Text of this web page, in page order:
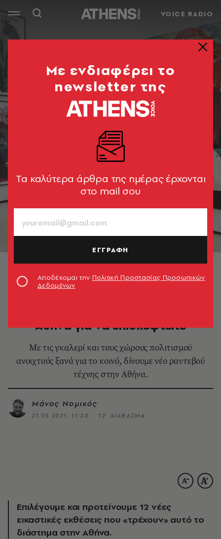
VOICE RADIO
Γιάννης Βαρελάς Double-Blind
Αθήνα για να επισκεφτείτε
Με τις γκαλερί και τους χώρους πολιτισμού
ανοιχτούς ξανά για το κοινό, δίνουμε νέο ραντεβού
τέχνης στην Αθήνα.
Μάνος Νομικός
21.05.2021, 11:30 12’ ΔΙΑΒΑΣΜΑ
Επιλέγουμε και προτείνουμε 12 νέες
εικαστικές εκθέσεις που «τρέχουν» αυτό το
διάστημα στην Αθήνα.
Mε ενδιαφέρει το
newsletter της
Tα καλύτερα άρθρα της ημέρας έρχονται
στο mail σου
ΕΓΓΡΑΦΗ
Αποδέχομαι την Πολιτική Προστασίας Προσωπικών
Δεδομένων